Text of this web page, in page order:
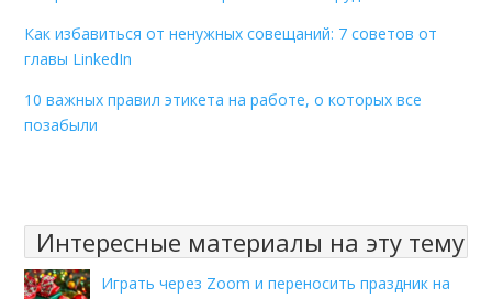
Как избавиться от ненужных совещаний: 7 советов от
главы LinkedIn
10 важных правил этикета на работе, о которых все
позабыли
Интересные материалы на эту тему
Играть через Zoom и переносить праздник на